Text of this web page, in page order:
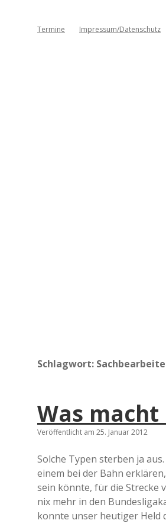
Termine Impressum/Datenschutz
Schlagwort:
Was
Veröffentlicht am 25. Januar 2012
Solche Typen sterben ja
einem bei der Bahn
sein könnte, für die Strecke
nix mehr in den
konnte unser heutiger Held